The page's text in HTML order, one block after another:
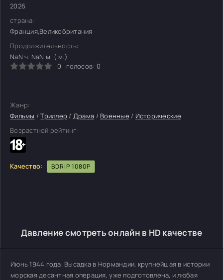
2026
страна:
Франция,Великобритания
Продолжительность:
NaN ч. NaN м. ( м.)
0
голосов: 0
Жанр:
Фильмы /Триллер / Драма / Военные / Исторические
Возрастной рейтинг:
Качество: BDRIP 1080P
Давление смотреть онлайн в HD качестве
Июнь 1944 года. Высадка в Нормандии, крупнейшая в истории
морская десантная операция, уже подготовлена, и любая